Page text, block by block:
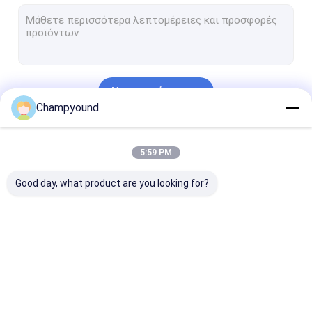
Μηχανή περιστροφής στατήρα
Μηχανή συγκόλλησης με λέιζερ στατήρα
Μηχανή εισαγωγής στατήρα
Μηχανή δοκιμής επίστρωσης στατορίου
Να συνεχίσει
Champyound
5:59 PM
Good day, what product are you looking for?